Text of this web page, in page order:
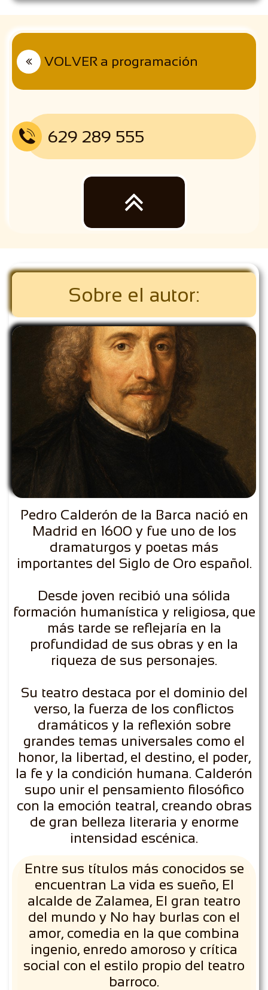
VOLVER a programación

629 289 555


Sobre el autor:
Pedro Calderón de la Barca nació en
Madrid en 1600 y fue uno de los
dramaturgos y poetas más
importantes del Siglo de Oro español.
Desde joven recibió una sólida
formación humanística y religiosa, que
más tarde se reflejaría en la
profundidad de sus obras y en la
riqueza de sus personajes.
Su teatro destaca por el dominio del
verso, la fuerza de los conflictos
dramáticos y la reflexión sobre
grandes temas universales como el
honor, la libertad, el destino, el poder,
la fe y la condición humana. Calderón
supo unir el pensamiento filosófico
con la emoción teatral, creando obras
de gran belleza literaria y enorme
intensidad escénica.
Entre sus títulos más conocidos se
encuentran La vida es sueño, El
alcalde de Zalamea, El gran teatro
del mundo y No hay burlas con el
amor, comedia en la que combina
ingenio, enredo amoroso y crítica
social con el estilo propio del teatro
barroco.